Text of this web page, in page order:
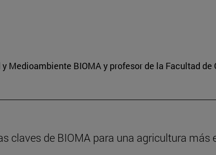
Medioambiente BIOMA y profesor de la Facultad
claves de BIOMA para una agricultura más